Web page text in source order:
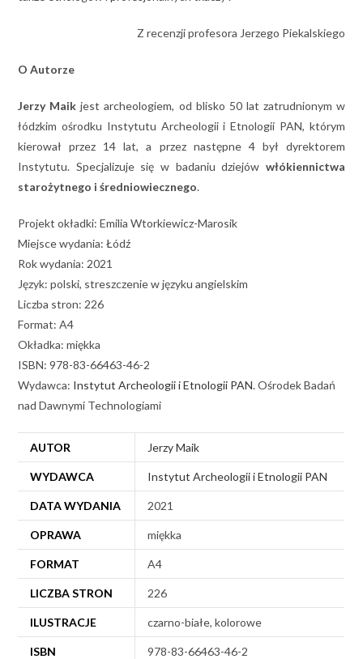
Z recenzji profesora Jerzego Piekalskiego
O Autorze
Jerzy Maik jest archeologiem, od blisko 50 lat zatrudnionym w
łódzkim ośrodku Instytutu Archeologii i Etnologii PAN, którym
kierował przez 14 lat, a przez następne 4 był dyrektorem
Instytutu. Specjalizuje się w badaniu dziejów włókiennictwa
starożytnego i średniowiecznego.
Projekt okładki: Emilia Wtorkiewicz-Marosik
Miejsce wydania: Łódź
Rok wydania: 2021
Język: polski, streszczenie w języku angielskim
Liczba stron: 226
Format: A4
Okładka: miękka
ISBN: 978-83-66463-46-2
Wydawca: Instytut Archeologii i Etnologii PAN. Ośrodek Badań
nad Dawnymi Technologiami
AUTOR Jerzy Maik
WYDAWCA Instytut Archeologii i Etnologii PAN
DATA WYDANIA 2021
OPRAWA miękka
FORMAT A4
LICZBA STRON 226
ILUSTRACJE czarno-białe, kolorowe
ISBN 978-83-66463-46-2